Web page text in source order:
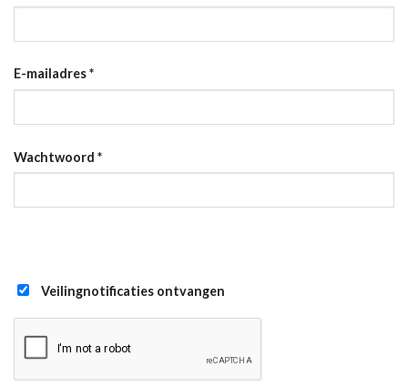
E-mailadres*
Wachtwoord *
Veilingnotificaties ontvangen